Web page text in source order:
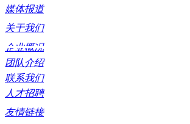
媒体报道
关于我们
企业概况
团队介绍
联系我们
人才招聘
友情链接